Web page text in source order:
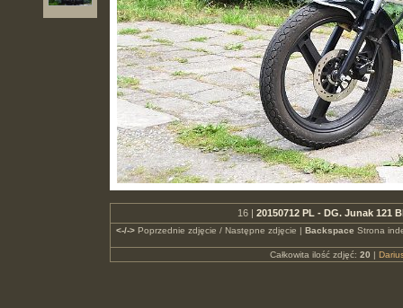
16 | 20150712 PL - DG. Junak 121
<-/->Poprzednie zdjęcie / Następne zdjęcie | Backspace Strona
Całkowita ilość zdjęć: 20 |